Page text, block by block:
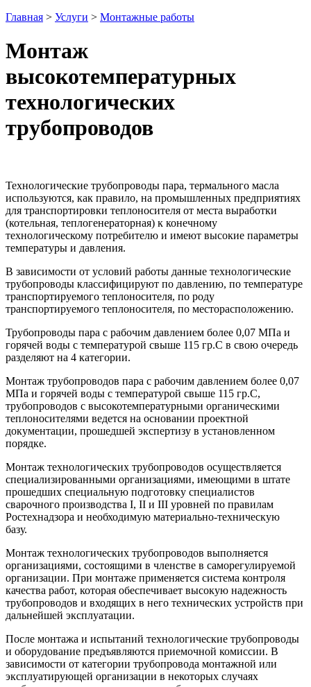
Главная > Услуги > Монтажные работы
Монтаж
высокотемпературных
технологических
трубопроводов
Технологические трубопроводы пара, термального масла
используются, как правило, на промышленных предприятиях
для транспортировки теплоносителя от места выработки
(котельная, теплогенераторная) к конечному
технологическому потребителю и имеют высокие параметры
температуры и давления.
В зависимости от условий работы данные технологические
трубопроводы классифицируют по давлению, по температуре
транспортируемого теплоносителя, по роду
транспортируемого теплоносителя, по месторасположению.
Трубопроводы пара с рабочим давлением более 0,07 МПа и
горячей воды с температурой свыше 115 гр.С в свою очередь
разделяют на 4 категории.
Монтаж трубопроводов пара с рабочим давлением более 0,07
МПа и горячей воды с температурой свыше 115 гр.С,
трубопроводов с высокотемпературными органическими
теплоносителями ведется на основании проектной
документации, прошедшей экспертизу в установленном
порядке.
Монтаж технологических трубопроводов осуществляется
специализированными организациями, имеющими в штате
прошедших специальную подготовку специалистов
сварочного производства I, II и III уровней по правилам
Ростехнадзора и необходимую материально-техническую
базу.
Монтаж технологических трубопроводов выполняется
организациями, состоящими в членстве в саморегулируемой
организации. При монтаже применяется система контроля
качества работ, которая обеспечивает высокую надежность
трубопроводов и входящих в него технических устройств при
дальнейшей эксплуатации.
После монтажа и испытаний технологические трубопроводы
и оборудование предъявляются приемочной комиссии. В
зависимости от категории трубопровода монтажной или
эксплуатирующей организации в некоторых случаях